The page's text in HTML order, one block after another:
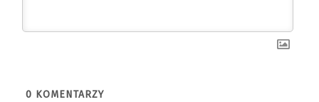
0 KOMENTARZY